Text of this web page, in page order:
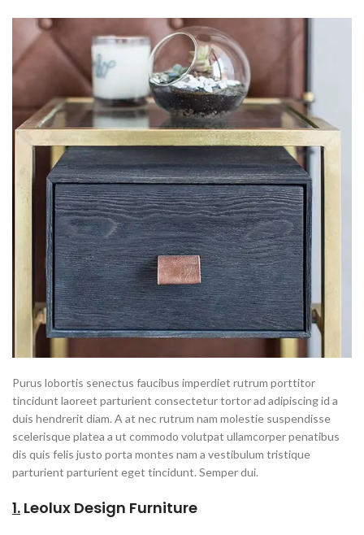
Purus lobortis senectus faucibus imperdiet rutrum porttitor
tincidunt laoreet parturient consectetur tortor ad adipiscing id a
duis hendrerit diam. A at nec rutrum nam molestie suspendisse
scelerisque platea a ut commodo volutpat ullamcorper penatibus
dis quis felis justo porta montes nam a vestibulum tristique
parturient parturient eget tincidunt. Semper dui.
1. Leolux Design Furniture